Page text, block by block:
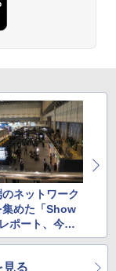
ネットワーク
集めた「Show
ポート、今年
マは“Over the
見る